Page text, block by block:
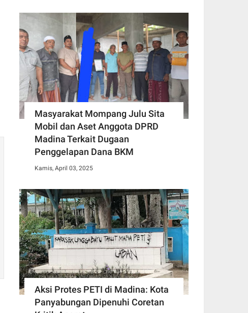
Masyarakat Mompang Julu Sita
Mobil dan Aset Anggota DPRD
Madina Terkait Dugaan
Penggelapan Dana BKM
Kamis, April 03, 2025
Aksi Protes PETI di Madina: Kota
Panyabungan Dipenuhi Coretan